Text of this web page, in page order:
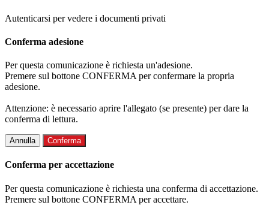
Autenticarsi per vedere i documenti privati
Conferma adesione
Per questa comunicazione è richiesta un'adesione.
Premere sul bottone CONFERMA per confermare la propria
adesione.
Attenzione: è necessario aprire l'allegato (se presente) per dare la
conferma di lettura.
Annulla Conferma
Conferma per accettazione
Per questa comunicazione è richiesta una conferma di accettazione.
Premere sul bottone CONFERMA per accettare.